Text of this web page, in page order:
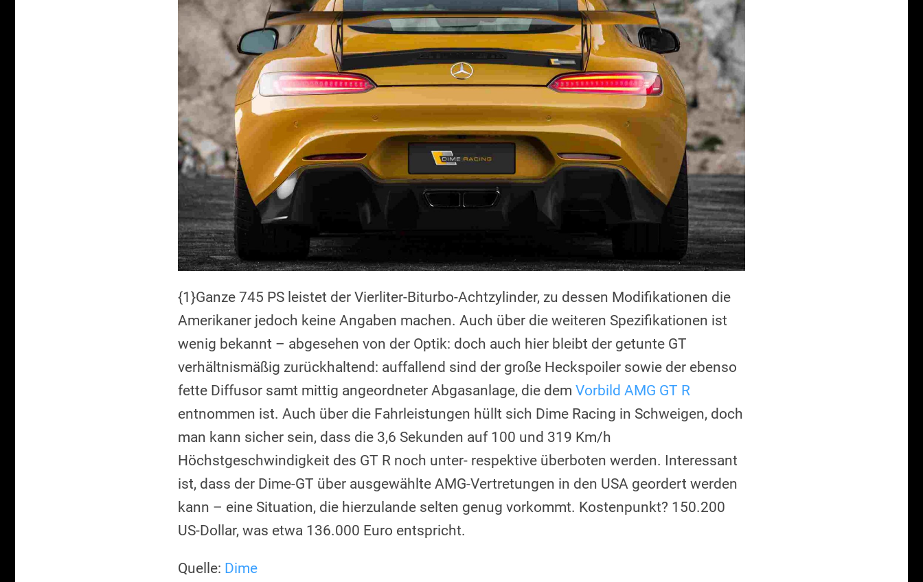
{1}Ganze 745 PS leistet der Vierliter-Biturbo-Achtzylinder, zu dessen Modifikationen die
Amerikaner jedoch keine Angaben machen. Auch über die weiteren Spezifikationen ist
wenig bekannt – abgesehen von der Optik: doch auch hier bleibt der getunte GT
verhältnismäßig zurückhaltend: auffallend sind der große Heckspoiler sowie der ebenso
fette Diffusor samt mittig angeordneter Abgasanlage, die dem Vorbild AMG GT R
entnommen ist. Auch über die Fahrleistungen hüllt sich Dime Racing in Schweigen, doch
man kann sicher sein, dass die 3,6 Sekunden auf 100 und 319 Km/h
Höchstgeschwindigkeit des GT R noch unter- respektive überboten werden. Interessant
ist, dass der Dime-GT über ausgewählte AMG-Vertretungen in den USA geordert werden
kann – eine Situation, die hierzulande selten genug vorkommt. Kostenpunkt? 150.200
US-Dollar, was etwa 136.000 Euro entspricht.
Quelle: Dime